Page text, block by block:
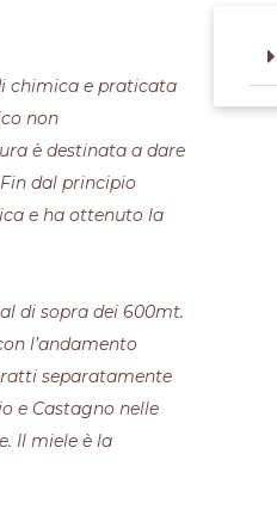
chimica e praticata
non
è destinata a dare
dal principio
e ha ottenuto la
di sopra dei 600mt.
l’andamento
separatamente
e Castagno nelle
Il miele è la